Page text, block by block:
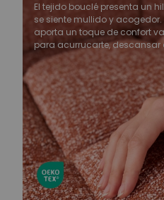
El tejido bouclé presenta un
se siente mullido y
aporta un toque de confort
para acurrucarte, descansar